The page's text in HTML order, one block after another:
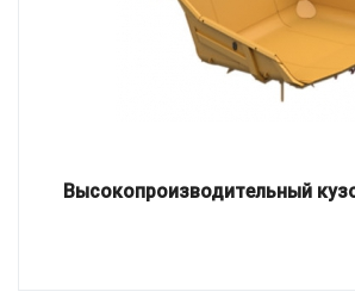
Высокопроизводительный